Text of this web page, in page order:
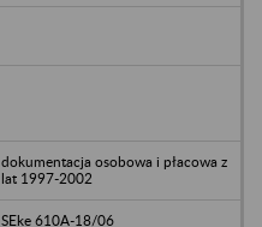
dokumentacja osobowa i płacowa z
lat 1997-2002
SEke 610A-18/06